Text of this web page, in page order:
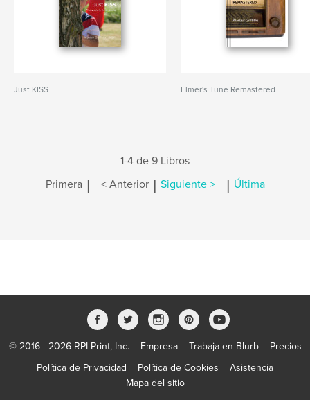
Just KISS Elmer's Tune Remastered
1-4 de 9 Libros
Primera | < Anterior | Siguiente > | Última
© 2016 - 2026 RPI Print, Inc. Empresa Trabaja en Blurb
Precios
Política de Privacidad
Política de Cookies
Asistencia
Mapa del sitio